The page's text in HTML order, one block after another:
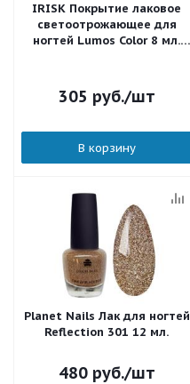
IRISK Покрытие лаковое
светоотрожающее для
ногтей Lumos Color 8 мл.
305 руб./шт
В корзину
Planet Nails Лак для ногтей
Reflection 301 12 мл.
480руб./шт